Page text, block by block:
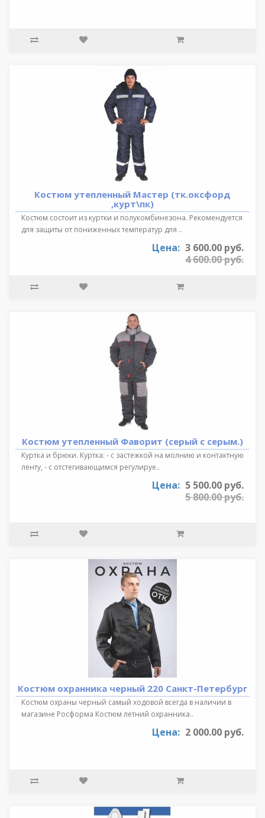
Костюм утепленный Мастер (тк.оксфорд
,курт\пк)
Костюм состоит из куртки и полукомбинезона. Рекомендуется
для защиты от пониженных температур для ..
Цена: 3 600.00 руб.
4 600.00 руб.
Костюм утепленный Фаворит (серый с серым.)
Куртка и брюки. Куртка: - с застежкой на молнию и контактную
ленту, - с отстегивающимся регулируе..
Цена: 5 500.00 руб.
5 800.00 руб.
Костюм охранника черный 220 Санкт-Петербург
Костюм охраны черный самый ходовой всегда в наличии в
магазине Росформа Костюм летний охранника..
Цена: 2 000.00 руб.